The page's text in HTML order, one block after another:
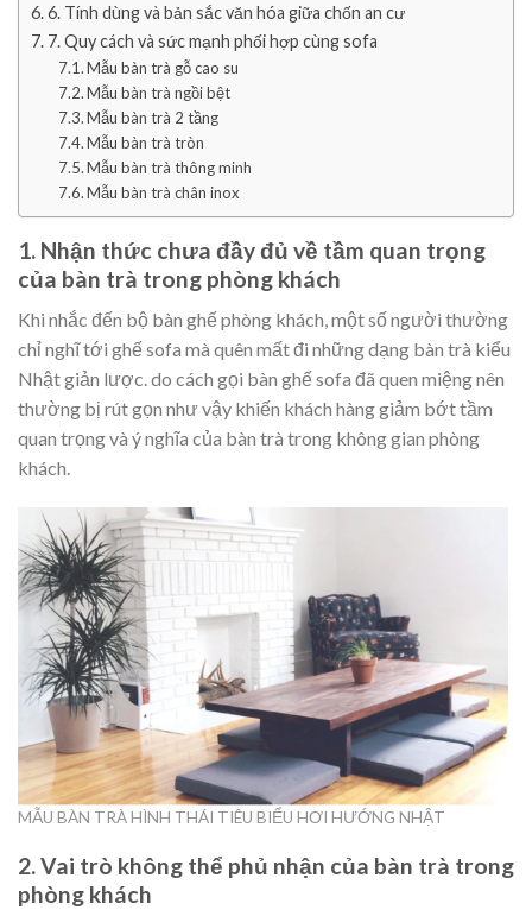
6. Tính dùng và bản sắc văn hóa giữa chốn an cư
7. Quy cách và sức mạnh phối hợp cùng sofa
Mẫu bàn trà gỗ cao su
Mẫu bàn trà ngồi bệt
Mẫu bàn trà 2 tầng
Mẫu bàn trà tròn
Mẫu bàn trà thông minh
Mẫu bàn trà chân inox
1. Nhận thức chưa đầy đủ về tầm quan trọng
của bàn trà trong phòng khách
Khi nhắc đến bộ bàn ghế phòng khách, một số người thường
chỉ nghĩ tới ghế sofa mà quên mất đi những dạng bàn trà kiểu
Nhật giản lược. do cách gọi bàn ghế sofa đã quen miệng nên
thường bị rút gọn như vậy khiến khách hàng giảm bớt tầm
quan trọng và ý nghĩa của bàn trà trong không gian phòng
khách.
MẪU BÀN TRÀ HÌNH THÁI TIÊU BIỂU HƠI HƯỚNG NHẬT
2. Vai trò không thể phủ nhận của bàn trà trong
phòng khách